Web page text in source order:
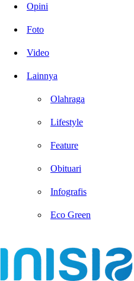
Opini
Foto
Video
Lainnya
Olahraga
Lifestyle
Feature
Obituari
Infografis
Eco Green